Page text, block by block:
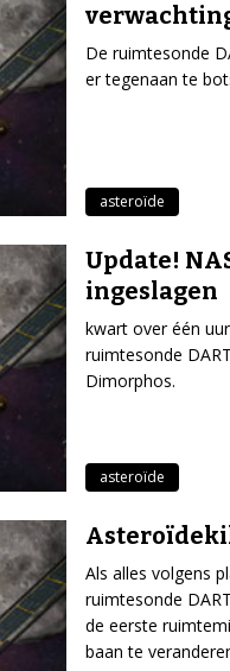
De ruimtesonde
er tegenaan te
asteroïde
Update!
ingeslagen
kwart over één
ruimtesonde
Dimorphos.
asteroïde
Als alles volgens
ruimtesonde
de eerste
baan te